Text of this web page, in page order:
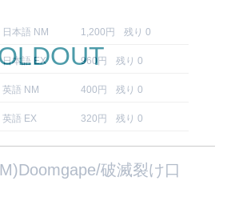
日本語 NM 1,200円 残り 0
日本語 EX 960円 残り 0
英語 NM 400円 残り 0
英語 EX 320円 残り 0
破滅裂け口